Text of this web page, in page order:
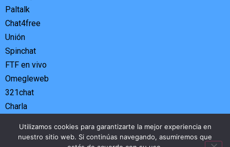
Paltalk
Chat4free
Unión
Spinchat
FTF en vivo
Omegleweb
321chat
Charla
Tohla
Utilizamos cookies para garantizarte la mejor experiencia en
nuestro sitio web. Si continúas navegando, asumiremos que